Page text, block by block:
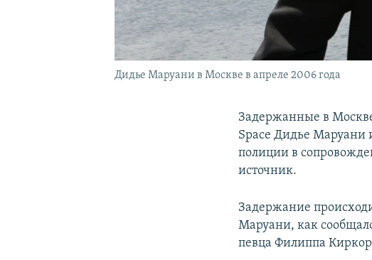
Дидье Маруани в Москве в апреле 2006 года
Задержанные в
Space Дидье Маруани
полиции в
источник.
Задержание
Маруани, как
певца Филиппа